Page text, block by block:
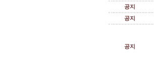
공지
공지
공지